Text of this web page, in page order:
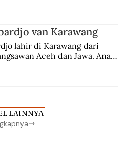
van Karawang
lahir di Karawang dari
Aceh dan Jawa. Anak
LAINNYA